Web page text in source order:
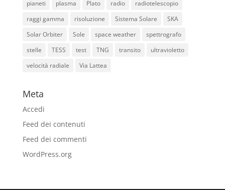
pianeti
plasma Plato radio
radiotelescopio
raggi gamma
risoluzione Sistema Solare
SKA
Solar Orbiter
Sole space weather
spettrografo
stelle
TESS test TNG transito
ultravioletto
velocità radiale
Via Lattea
Meta
Accedi
Feed dei contenuti
Feed dei commenti
WordPress.org